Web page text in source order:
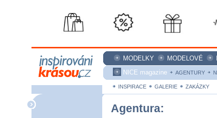
MODELKY MODELOVÉ
NICE magazine
AGENTURY
INSPIRACE GALERIE ZAKÁZKY
Agentura: